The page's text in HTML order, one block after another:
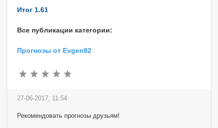
Итог 1.61
Все публикации категории:
Прогнозы от Evgen82
27-06-2017, 11:54
Рекомендовать прогнозы друзьям!